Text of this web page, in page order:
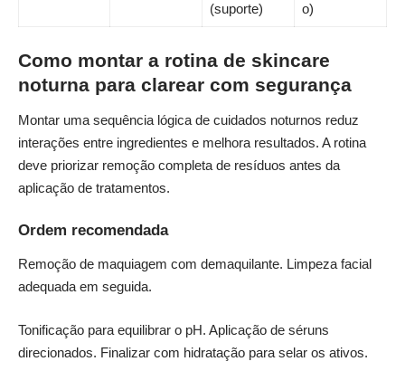
(suporte)
o)
Como montar a rotina de skincare
noturna para clarear com segurança
Montar uma sequência lógica de cuidados noturnos reduz
interações entre ingredientes e melhora resultados. A rotina
deve priorizar remoção completa de resíduos antes da
aplicação de tratamentos.
Ordem recomendada
Remoção de maquiagem com demaquilante. Limpeza facial
adequada em seguida.
Tonificação para equilibrar o pH. Aplicação de séruns
direcionados. Finalizar com hidratação para selar os ativos.